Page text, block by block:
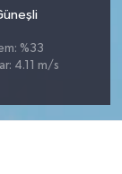
%33
4.11 m/s